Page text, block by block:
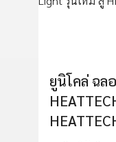
ยูนิโคล่ ฉล